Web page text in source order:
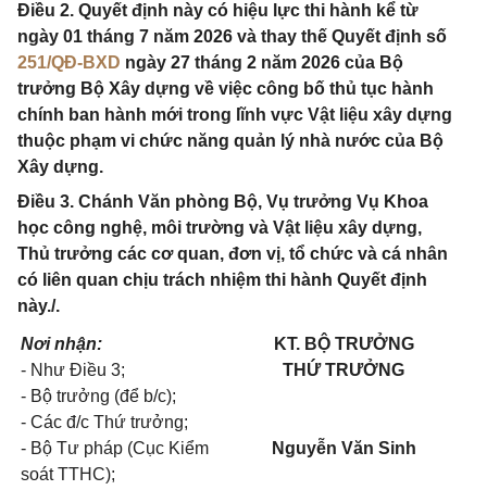
Điều 2. Quyết định này có hiệu lực thi hành kể từ
ngày 01 tháng 7 năm 2026 và thay thế Quyết định số
251/QĐ-BXD ngày 27 tháng 2 năm 2026 của Bộ
trưởng Bộ Xây dựng về việc công bố thủ tục hành
chính ban hành mới trong lĩnh vực Vật liệu xây dựng
thuộc phạm vi chức năng quản lý nhà nước của Bộ
Xây dựng.
Điều 3. Chánh Văn phòng Bộ, Vụ trưởng Vụ Khoa
học công nghệ, môi trường và Vật liệu xây dựng,
Thủ trưởng các cơ quan, đơn vị, tổ chức và cá nhân
có liên quan chịu trách nhiệm thi hành Quyết định
này./.
Nơi nhận:
- Như Điều 3;
- Bộ trưởng (để b/c);
- Các đ/c Thứ trưởng;
- Bộ Tư pháp (Cục Kiểm
soát TTHC);
KT. BỘ TRƯỞNG
THỨ TRƯỞNG
Nguyễn Văn Sinh